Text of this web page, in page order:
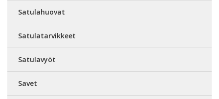
Satulahuovat
Satulatarvikkeet
Satulavyöt
Savet